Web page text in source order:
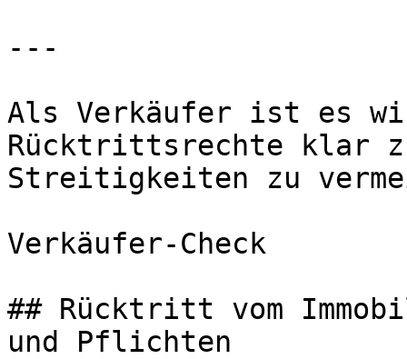
---
Als Verkäufer ist es
Rücktrittsrechte klar
Streitigkeiten zu
Verkäufer-Check
## Rücktritt vom
und Pflichten